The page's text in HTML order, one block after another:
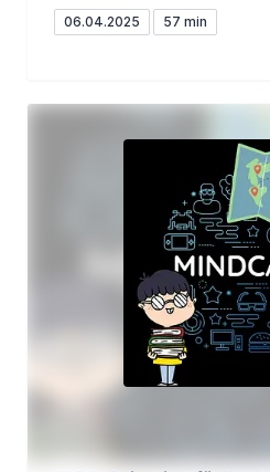
06.04.2025 57 min